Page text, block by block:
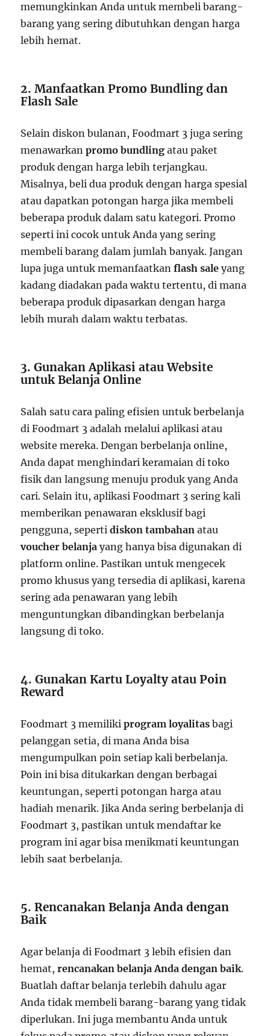
memungkinkan Anda untuk membeli barang-
barang yang sering dibutuhkan dengan harga
lebih hemat.
2. Manfaatkan Promo Bundling dan
Flash Sale
Selain diskon bulanan, Foodmart 3 juga sering
menawarkanpromo bundling atau paket
produk dengan harga lebih terjangkau.
Misalnya, beli dua produk dengan harga spesial
atau dapatkan potongan harga jika membeli
beberapa produk dalam satu kategori. Promo
seperti ini cocok untuk Anda yang sering
membeli barang dalam jumlah banyak. Jangan
lupa juga untuk memanfaatkanflash sale yang
kadang diadakan pada waktu tertentu, di mana
beberapa produk dipasarkan dengan harga
lebih murah dalam waktu terbatas.
3. Gunakan Aplikasi atau Website
untuk Belanja Online
Salah satu cara paling efisien untuk berbelanja
di Foodmart 3 adalah melalui aplikasi atau
website mereka. Dengan berbelanja online,
Anda dapat menghindari keramaian di toko
fisik dan langsung menuju produk yang Anda
cari. Selain itu, aplikasi Foodmart 3 sering kali
memberikan penawaran eksklusif bagi
pengguna, sepertidiskon tambahan atau
voucher belanja yang hanya bisa digunakan di
platform online. Pastikan untuk mengecek
promo khusus yang tersedia di aplikasi, karena
sering ada penawaran yang lebih
menguntungkan dibandingkan berbelanja
langsung di toko.
4. Gunakan Kartu Loyalty atau Poin
Reward
Foodmart 3 memilikiprogram loyalitas bagi
pelanggan setia, di mana Anda bisa
mengumpulkan poin setiap kali berbelanja.
Poin ini bisa ditukarkan dengan berbagai
keuntungan, seperti potongan harga atau
hadiah menarik. Jika Anda sering berbelanja di
Foodmart 3, pastikan untuk mendaftar ke
program ini agar bisa menikmati keuntungan
lebih saat berbelanja.
5. Rencanakan Belanja Anda dengan
Baik
Agar belanja di Foodmart 3 lebih efisien dan
hemat,rencanakan belanja Anda dengan baik.
Buatlah daftar belanja terlebih dahulu agar
Anda tidak membeli barang-barang yang tidak
diperlukan. Ini juga membantu Anda untuk